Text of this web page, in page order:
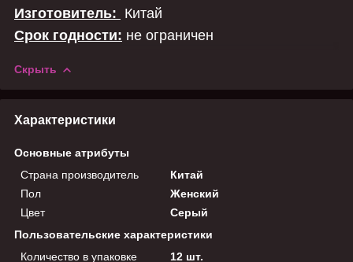
Изготовитель: Китай
Срок годности: не ограничен
Скрыть
Характеристики
Основные атрибуты
Страна производитель
Китай
Пол
Женский
Цвет
Серый
Пользовательские характеристики
Количество в упаковке
12 шт.